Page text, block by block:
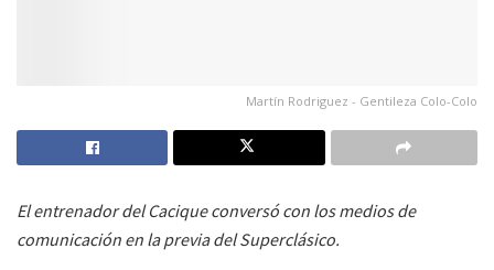
Martín Rodriguez - Gentileza Colo-Colo
El entrenador del Cacique conversó con los medios de
comunicación en la previa del Superclásico.